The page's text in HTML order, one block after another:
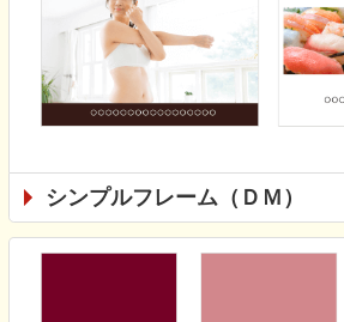
シンプルフレーム（ＤＭ）